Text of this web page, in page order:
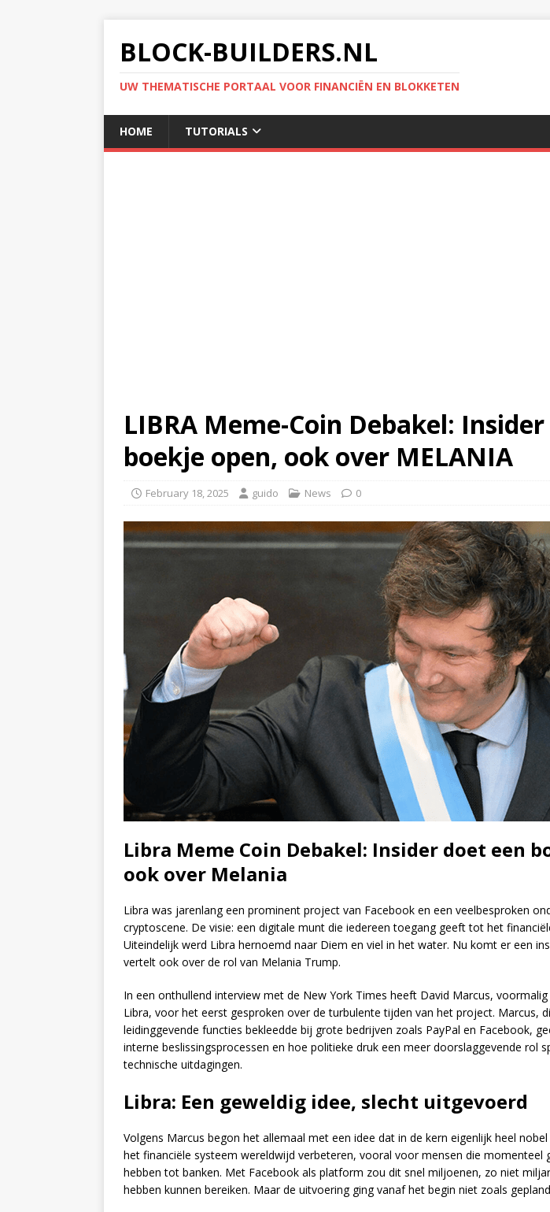
BLOCK-BUILDERS.NL
UW THEMATISCHE PORTAAL VOOR FINANCIËN EN BLOKKETEN
HOME TUTORIALS
LIBRA Meme-Coin Debakel:
boekje open, ook over MELANIA
February 18, 2025 guido News 0
Libra Meme Coin Debakel: Insider doet een
ook over Melania
Libra was jarenlang een prominent project van Facebook en een veelbesproken
cryptoscene. De visie: een digitale munt die iedereen toegang geeft tot het
Uiteindelijk werd Libra hernoemd naar Diem en viel in het water. Nu komt er een
vertelt ook over de rol van Melania Trump.
In een onthullend interview met de New York Times heeft David Marcus,
Libra, voor het eerst gesproken over de turbulente tijden van het project. Marcus,
leidinggevende functies bekleedde bij grote bedrijven zoals PayPal en Facebook,
interne beslissingsprocessen en hoe politieke druk een meer doorslaggevende rol
technische uitdagingen.
Libra: Een geweldig idee, slecht uitgevoerd
Volgens Marcus begon het allemaal met een idee dat in de kern eigenlijk heel
het financiële systeem wereldwijd verbeteren, vooral voor mensen die momenteel
hebben tot banken. Met Facebook als platform zou dit snel miljoenen, zo niet
hebben kunnen bereiken. Maar de uitvoering ging vanaf het begin niet zoals